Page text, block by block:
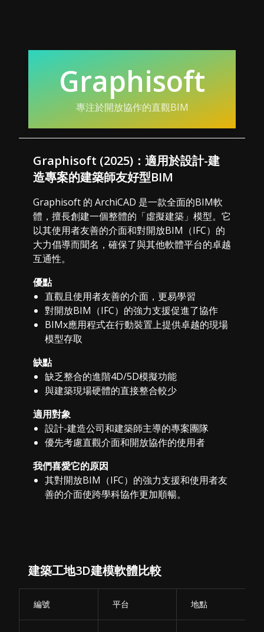
Graphisoft
專注於開放協作的直觀BIM
Graphisoft (2025)：適用於設計-建
造專案的建築師友好型BIM
Graphisoft 的 ArchiCAD 是一款全面的BIM軟
體，擅長創建一個整體的「虛擬建築」模型。它
以其使用者友善的介面和對開放BIM（IFC）的
大力倡導而聞名，確保了與其他軟體平台的卓越
互通性。
優點
直觀且使用者友善的介面，更易學習
對開放BIM（IFC）的強力支援促進了協作
BIMx應用程式在行動裝置上提供卓越的現場
模型存取
缺點
缺乏整合的進階4D/5D模擬功能
與建築現場硬體的直接整合較少
適用對象
設計-建造公司和建築師主導的專案團隊
優先考慮直觀介面和開放協作的使用者
我們喜愛它的原因
其對開放BIM（IFC）的強力支援和使用者友
善的介面使跨學科協作更加順暢。
建築工地3D建模軟體比較
編號 平台 地點